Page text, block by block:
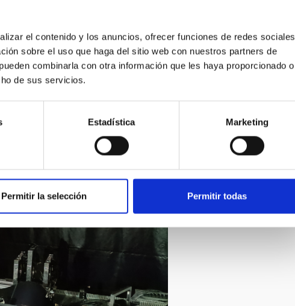
el contenido y los anuncios, ofrecer funciones de redes sociales
sobre el uso que haga del sitio web con nuestros partners de
combinarla con otra información que les haya proporcionado o
de sus servicios.
Estadística Marketing
Permitir la selección Permitir todas
Raquel Conde
espaciales en China. Su
para satélites de observación
gran apertura y larga distancia focal